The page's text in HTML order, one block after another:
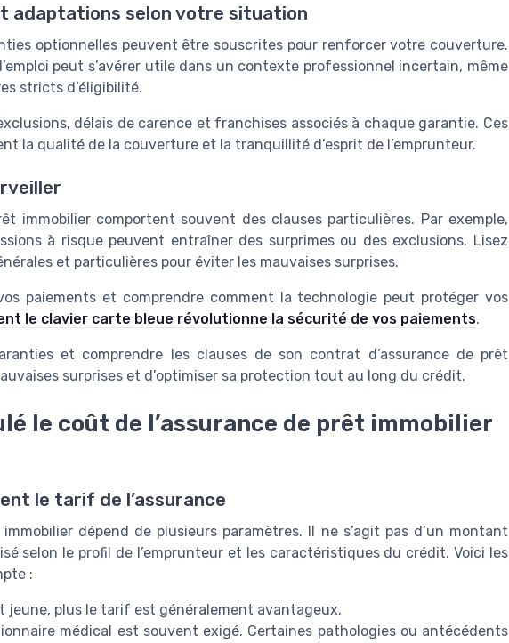
adaptations selon votre situation
optionnelles peuvent être souscrites pour renforcer votre couverture.
peut s’avérer utile dans un contexte professionnel incertain, même
stricts d’éligibilité.
délais de carence et franchises associés à chaque garantie. Ces
la qualité de la couverture et la tranquillité d’esprit de l’emprunteur.
immobilier comportent souvent des clauses particulières. Par exemple,
à risque peuvent entraîner des surprimes ou des exclusions. Lisez
et particulières pour éviter les mauvaises surprises.
paiements et comprendre comment la technologie peut protéger vos
le clavier carte bleue révolutionne la sécurité de vos paiements.
et comprendre les clauses de son contrat d’assurance de prêt
surprises et d’optimiser sa protection tout au long du crédit.
le coût de l’assurance de prêt immobilier
le tarif de l’assurance
dépend de plusieurs paramètres. Il ne s’agit pas d’un montant
selon le profil de l’emprunteur et les caractéristiques du crédit. Voici les
:
jeune, plus le tarif est généralement avantageux.
médical est souvent exigé. Certaines pathologies ou antécédents